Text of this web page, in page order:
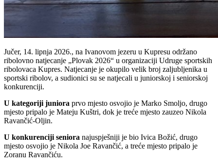
Jučer, 14. lipnja 2026., na Ivanovom jezeru u Kupresu održano
ribolovno natjecanje „Plovak 2026“ u organizaciji Udruge sportskih
ribolovaca Kupres. Natjecanje je okupilo velik broj zaljubljenika u
sportski ribolov, a sudionici su se natjecali u juniorskoj i seniorskoj
konkurenciji.
U kategoriji juniora prvo mjesto osvojio je Marko Smoljo, drugo
mjesto pripalo je Mateju Kuštri, dok je treće mjesto zauzeo Nikola
Ravančić-Oljin.
U konkurenciji seniora najuspješniji je bio Ivica Božić, drugo
mjesto osvojio je Nikola Joe Ravančić, a treće mjesto pripalo je
Zoranu Ravančiću.